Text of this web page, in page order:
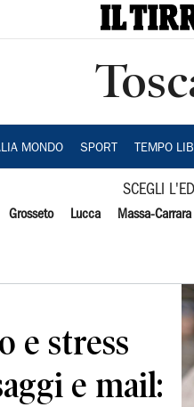
MONDO SPORT TEMPO
SCEGLI
Grosseto Lucca Massa-Carrara
e stress
e mail: